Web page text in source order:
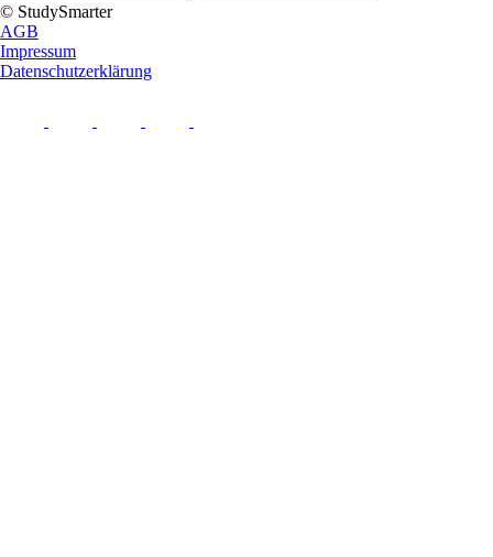
© StudySmarter
AGB
Impressum
Datenschutzerklärung